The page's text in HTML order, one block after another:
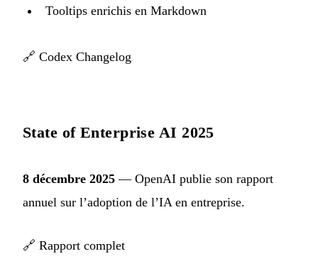
Tooltips enrichis en Markdown
🔗 Codex Changelog
State of Enterprise AI 2025
8 décembre 2025 — OpenAI publie son rapport
annuel sur l’adoption de l’IA en entreprise.
🔗 Rapport complet